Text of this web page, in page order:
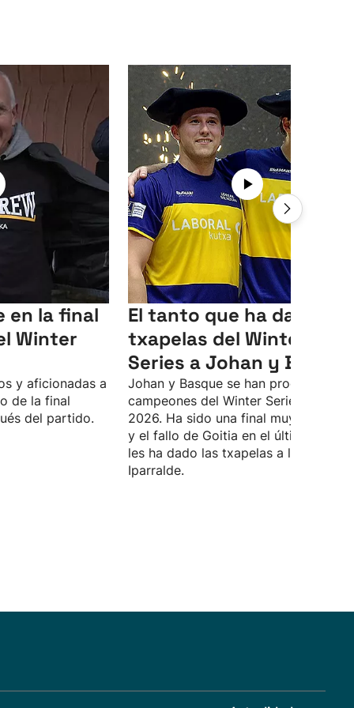
en la final
Winter
y aficionadas a
de la final
del partido.
El tanto que ha dado las
txapelas del Winter
Series a Johan y Basque
Johan y Basque se han proclamado
campeones del Winter Series 2025-
2026. Ha sido una final muy
y el fallo de Goitia en el último tanto
les ha dado las txapelas a los de
Iparralde.